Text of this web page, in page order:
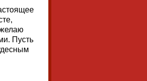
желаю
Пусть